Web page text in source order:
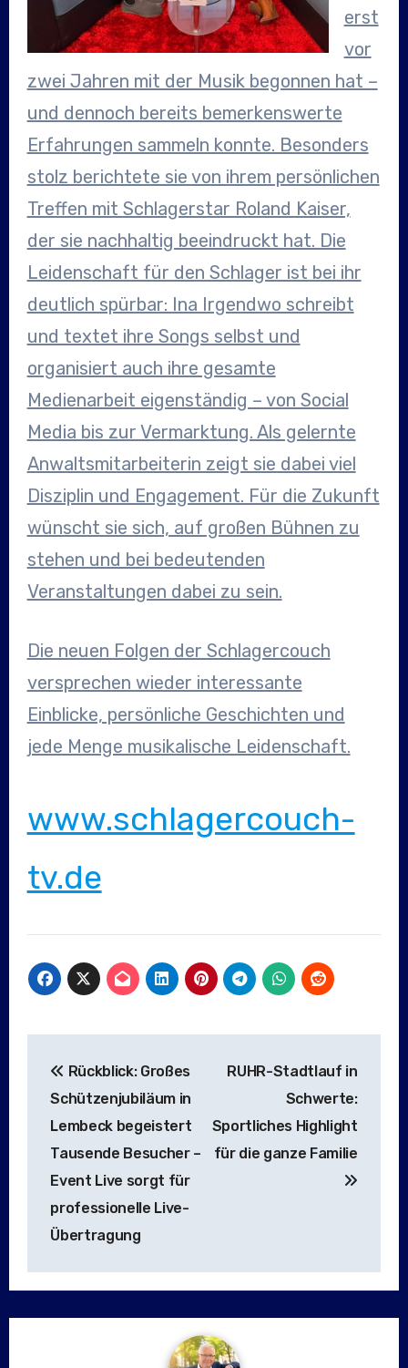
erst
vor
zwei Jahren mit der Musik begonnen hat –
und dennoch bereits bemerkenswerte
Erfahrungen sammeln konnte. Besonders
stolz berichtete sie von ihrem persönlichen
Treffen mit Schlagerstar Roland Kaiser,
der sie nachhaltig beeindruckt hat. Die
Leidenschaft für den Schlager ist bei ihr
deutlich spürbar: Ina Irgendwo schreibt
und textet ihre Songs selbst und
organisiert auch ihre gesamte
Medienarbeit eigenständig – von Social
Media bis zur Vermarktung. Als gelernte
Anwaltsmitarbeiterin zeigt sie dabei viel
Disziplin und Engagement. Für die Zukunft
wünscht sie sich, auf großen Bühnen zu
stehen und bei bedeutenden
Veranstaltungen dabei zu sein.
Die neuen Folgen der Schlagercouch
versprechen wieder interessante
Einblicke, persönliche Geschichten und
jede Menge musikalische Leidenschaft.
www.schlagercouch-
tv.de
Rückblick: Großes
Schützenjubiläum in
Lembeck begeistert
Tausende Besucher –
Event Live sorgt für
professionelle Live-
Übertragung
RUHR-Stadtlauf in
Schwerte:
Sportliches Highlight
für die ganze Familie